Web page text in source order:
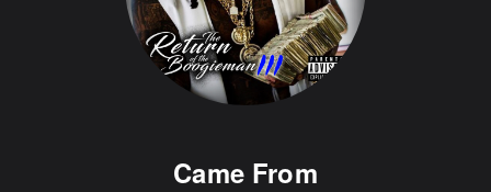
Came From